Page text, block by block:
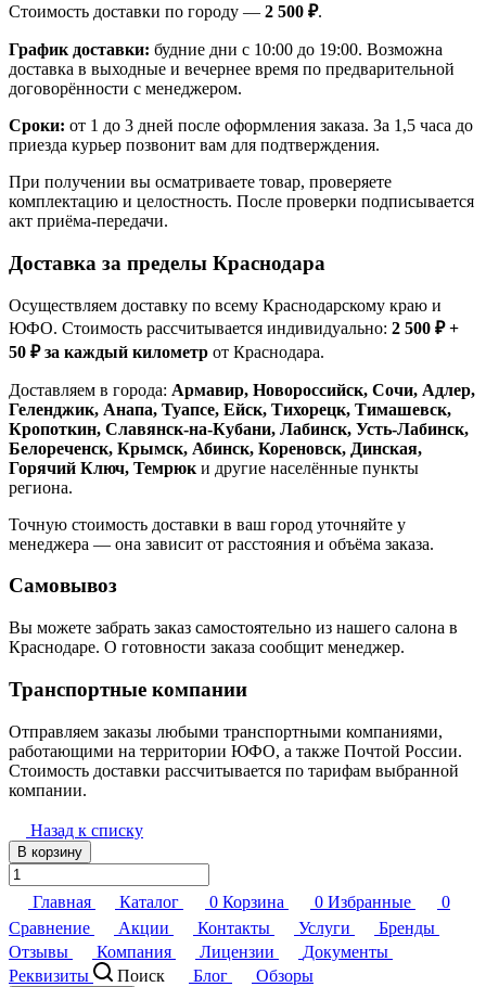
Стоимость доставки по городу — 2 500 ₽.
График доставки: будние дни с 10:00 до 19:00. Возможна
доставка в выходные и вечернее время по предварительной
договорённости с менеджером.
Сроки: от 1 до 3 дней после оформления заказа. За 1,5 часа до
приезда курьер позвонит вам для подтверждения.
При получении вы осматриваете товар, проверяете
комплектацию и целостность. После проверки подписывается
акт приёма-передачи.
Доставка за пределы Краснодара
Осуществляем доставку по всему Краснодарскому краю и
ЮФО. Стоимость рассчитывается индивидуально: 2 500 ₽ +
50 ₽ за каждый километр от Краснодара.
Доставляем в города: Армавир, Новороссийск, Сочи, Адлер,
Геленджик, Анапа, Туапсе, Ейск, Тихорецк, Тимашевск,
Кропоткин, Славянск-на-Кубани, Лабинск, Усть-Лабинск,
Белореченск, Крымск, Абинск, Кореновск, Динская,
Горячий Ключ, Темрюк и другие населённые пункты
региона.
Точную стоимость доставки в ваш город уточняйте у
менеджера — она зависит от расстояния и объёма заказа.
Самовывоз
Вы можете забрать заказ самостоятельно из нашего салона в
Краснодаре. О готовности заказа сообщит менеджер.
Транспортные компании
Отправляем заказы любыми транспортными компаниями,
работающими на территории ЮФО, а также Почтой России.
Стоимость доставки рассчитывается по тарифам выбранной
компании.
Назад к списку
В корзину
Главная Каталог 0 Корзина 0 Избранные
0
Сравнение
Акции Контакты Услуги
Бренды
Отзывы
Компания Лицензии
Документы
Реквизиты
Поиск Блог Обзоры